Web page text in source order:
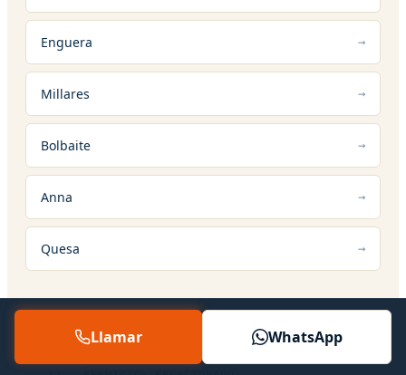
Enguera
Millares
Bolbaite
Anna
Quesa
Llamar WhatsApp